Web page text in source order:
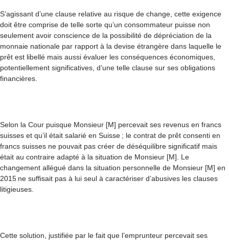
S’agissant d’une clause relative au risque de change, cette exigence
doit être comprise de telle sorte qu’un consommateur puisse non
seulement avoir conscience de la possibilité de dépréciation de la
monnaie nationale par rapport à la devise étrangère dans laquelle le
prêt est libellé mais aussi évaluer les conséquences économiques,
potentiellement significatives, d’une telle clause sur ses obligations
financières.
Selon la Cour puisque Monsieur [M] percevait ses revenus en francs
suisses et qu’il était salarié en Suisse ; le contrat de prêt consenti en
francs suisses ne pouvait pas créer de déséquilibre significatif mais
était au contraire adapté à la situation de Monsieur [M]. Le
changement allégué dans la situation personnelle de Monsieur [M] en
2015 ne suffisait pas à lui seul à caractériser d’abusives les clauses
litigieuses.
Cette solution, justifiée par le fait que l’emprunteur percevait ses